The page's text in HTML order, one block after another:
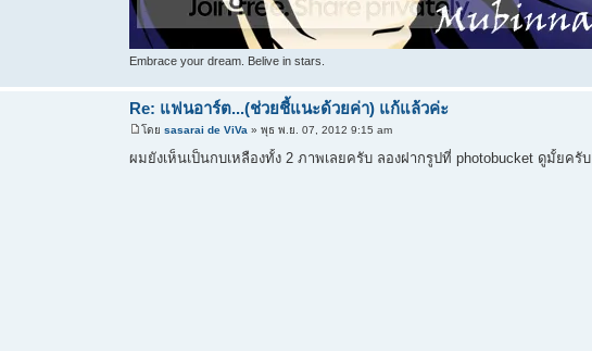
Embrace your dream. Belive in stars.
Re: แฟนอาร์ต...(ช่วยชี้แนะด้วยค่า) แก้แล้วค่ะ
โดย sasarai de ViVa » พุธ พ.ย. 07, 2012 9:15 am
ผมยังเห็นเป็นกบเหลืองทั้ง 2 ภาพเลยครับ ลองฝากรูปที่ photobucket ดูมั้ยครับ